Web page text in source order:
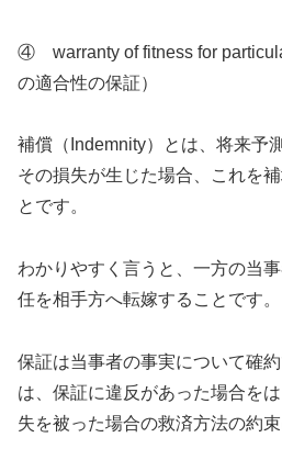
④ warranty of fitness for
の適合性の保証）
補償（Indemnity）とは、将来予
その損失が生じた場合、これを
とです。
わかりやすく言うと、一方の当
任を相手方へ転嫁することです。
保証は当事者の事実について確
は、保証に違反があった場合を
失を被った場合の救済方法の約束